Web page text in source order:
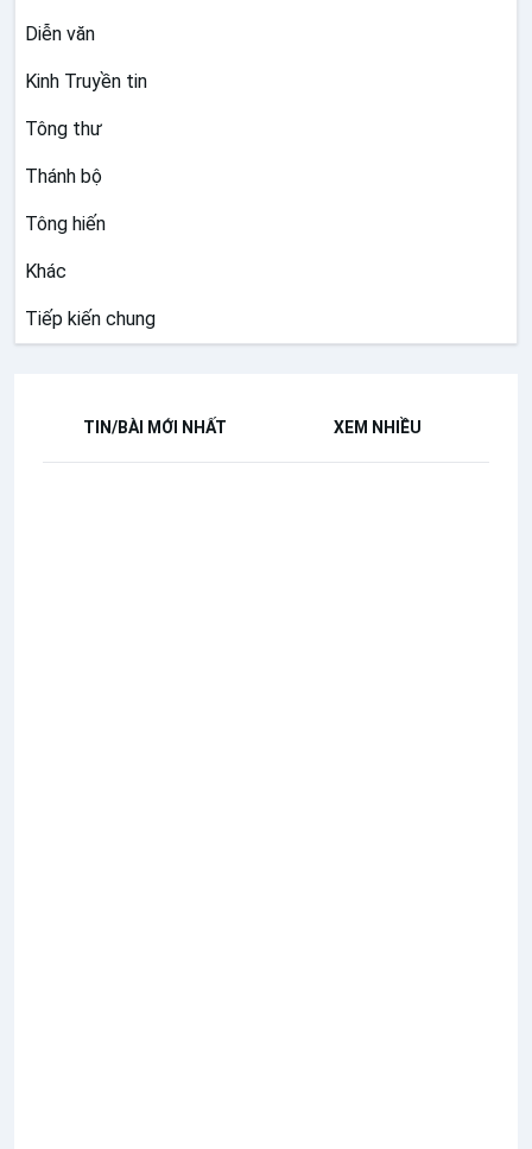
Diễn văn
Kinh Truyền tin
Tông thư
Thánh bộ
Tông hiến
Khác
Tiếp kiến chung
TIN/BÀI MỚI NHẤT XEM NHIỀU